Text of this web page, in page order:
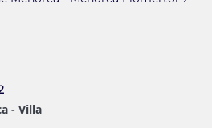
- Villa